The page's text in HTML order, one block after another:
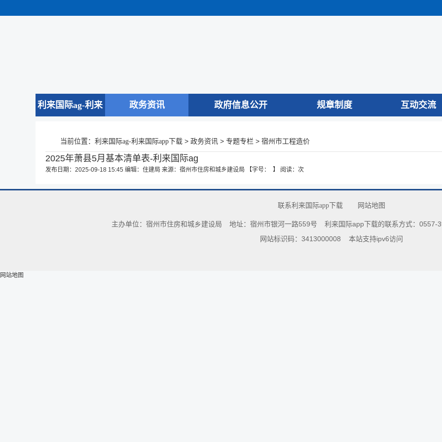
利来国际ag-利来 政务资讯 政府信息公开 规章制度 互动交流
当前位置： 利来国际ag-利来国际app下载 > 政务资讯 > 专题专栏 > 宿州市工程造价
2025年萧县5月基本清单表-利来国际ag
发布日期：2025-09-18 15:45 编辑：住建局 来源：宿州市住房和城乡建设局 【字号： 】 阅读： 次
联系利来国际app下载 网站地图
主办单位：宿州市住房和城乡建设局 地址：宿州市银河一路559号
利来国际app下载的联系方式：0557-
网站标识码：3413000008
本站支持ipv6访问
网站地图